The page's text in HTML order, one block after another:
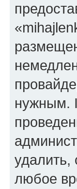
нужным.
удалить,
любое